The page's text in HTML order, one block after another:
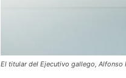
El titular del Ejecutivo gallego, Alfonso